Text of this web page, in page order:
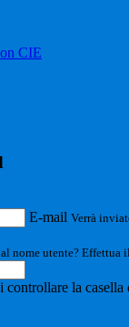
CIE
E-mail Verrà
nome utente? Effettua
la casella